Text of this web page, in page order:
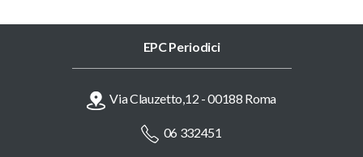
EPC Periodici
Via Clauzetto,12 - 00188 Roma
06 332451